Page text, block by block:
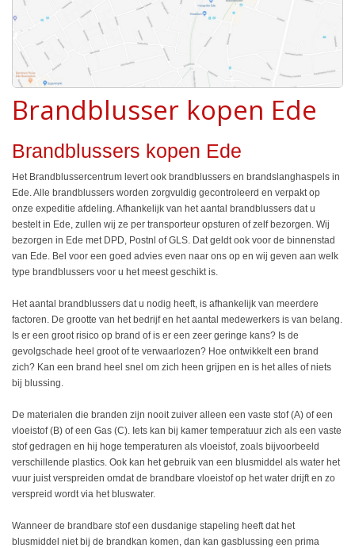
Brandblusser kopen Ede
Brandblussers kopen Ede
Het Brandblussercentrum levert ook brandblussers en brandslanghaspels in
Ede. Alle brandblussers worden zorgvuldig gecontroleerd en verpakt op
onze expeditie afdeling. Afhankelijk van het aantal brandblussers dat u
bestelt in Ede, zullen wij ze per transporteur opsturen of zelf bezorgen. Wij
bezorgen in Ede met DPD, Postnl of GLS. Dat geldt ook voor de binnenstad
van Ede. Bel voor een goed advies even naar ons op en wij geven aan welk
type brandblussers voor u het meest geschikt is.
Het aantal brandblussers dat u nodig heeft, is afhankelijk van meerdere
factoren. De grootte van het bedrijf en het aantal medewerkers is van belang.
Is er een groot risico op brand of is er een zeer geringe kans? Is de
gevolgschade heel groot of te verwaarlozen? Hoe ontwikkelt een brand
zich? Kan een brand heel snel om zich heen grijpen en is het alles of niets
bij blussing.
De materialen die branden zijn nooit zuiver alleen een vaste stof (A) of een
vloeistof (B) of een Gas (C). Iets kan bij kamer temperatuur zich als een vaste
stof gedragen en hij hoge temperaturen als vloeistof, zoals bijvoorbeeld
verschillende plastics. Ook kan het gebruik van een blusmiddel als water het
vuur juist verspreiden omdat de brandbare vloeistof op het water drijft en zo
verspreid wordt via het bluswater.
Wanneer de brandbare stof een dusdanige stapeling heeft dat het
blusmiddel niet bij de brandkan komen, dan kan gasblussing een prima